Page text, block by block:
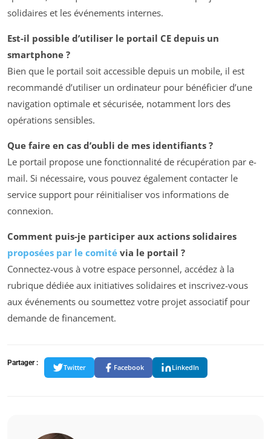
solidaires et les événements internes.
Est-il possible d’utiliser le portail CE depuis un
smartphone ?
Bien que le portail soit accessible depuis un mobile, il est
recommandé d’utiliser un ordinateur pour bénéficier d’une
navigation optimale et sécurisée, notamment lors des
opérations sensibles.
Que faire en cas d’oubli de mes identifiants ?
Le portail propose une fonctionnalité de récupération par e-
mail. Si nécessaire, vous pouvez également contacter le
service support pour réinitialiser vos informations de
connexion.
Comment puis-je participer aux actions solidaires
proposées par le comité via le portail ?
Connectez-vous à votre espace personnel, accédez à la
rubrique dédiée aux initiatives solidaires et inscrivez-vous
aux événements ou soumettez votre projet associatif pour
demande de financement.
Partager :
Twitter Facebook LinkedIn